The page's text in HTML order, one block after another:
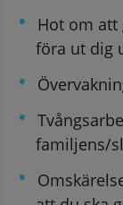
Hot om
föra ut dig
familjens/